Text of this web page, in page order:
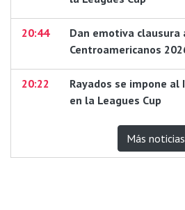
20:44
Dan emotiva clausura
Centroamericanos
20:22
Rayados se impone
en la Leagues Cup
Más noticias